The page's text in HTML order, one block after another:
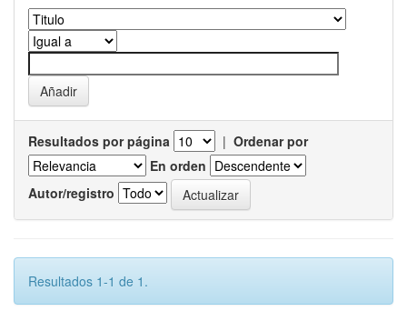
Resultados por página | Ordenar por
En orden
Autor/registro
Resultados 1-1 de 1.